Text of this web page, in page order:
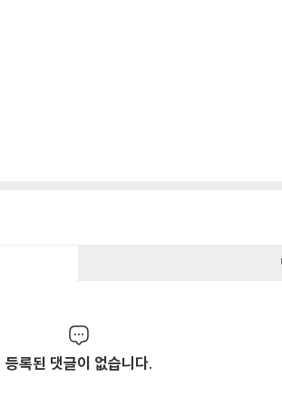
등록된 댓글이 없습니다.